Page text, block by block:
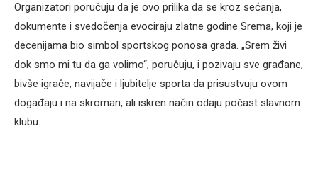
Organizatori poručuju da je ovo prilika da se kroz sećanja,
dokumente i svedočenja evociraju zlatne godine Srema, koji je
decenijama bio simbol sportskog ponosa grada. „Srem živi
dok smo mi tu da ga volimo“, poručuju, i pozivaju sve građane,
bivše igrače, navijače i ljubitelje sporta da prisustvuju ovom
događaju i na skroman, ali iskren način odaju počast slavnom
klubu.